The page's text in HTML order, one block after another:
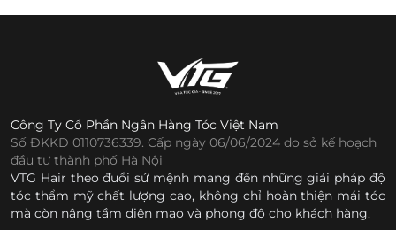
Công Ty Cổ Phần Ngân Hàng Tóc Việt Nam
Số ĐKKD 0110736339. Cấp ngày 06/06/2024 do sở kế hoạch
đầu tư thành phố Hà Nội
VTG Hair theo đuổi sứ mệnh mang đến những giải pháp độ
tóc thẩm mỹ chất lượng cao, không chỉ hoàn thiện mái tóc
mà còn nâng tầm diện mạo và phong độ cho khách hàng.